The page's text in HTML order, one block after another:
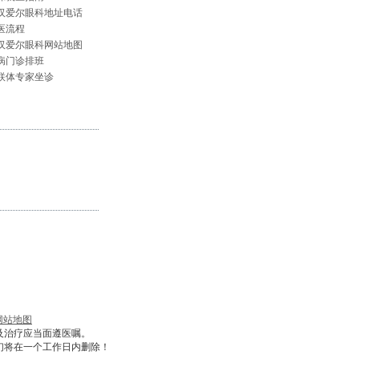
爱尔眼科地址电话
流程
爱尔眼科网站地图
门诊排班
体专家坐诊
站地图
疗应当面遵医嘱。
在一个工作日内删除！